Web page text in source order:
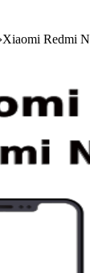
Xiaomi Redmi